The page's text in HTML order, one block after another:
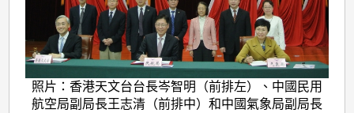
照片：香港天文台台長岑智明（前排左）、中國民用
航空局副局長王志清（前排中）和中國氣象局副局長